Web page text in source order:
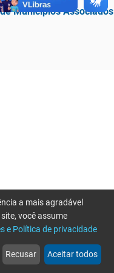
Municípios Associados
web
Notícias
more_horiz
Mais
a mais agradável
você assume
e Política de privacidade
Recusar Aceitar todos
novamente